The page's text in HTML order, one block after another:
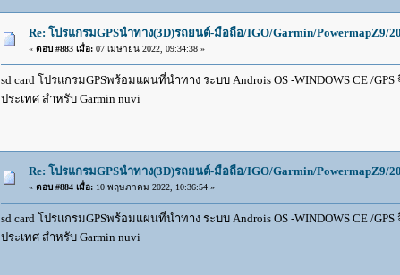
Re: โปรแกรมGPSนำทาง(3D)รถยนต์-มือถือ/IGO/Garmin/PowermapZ9/
« ตอบ #883 เมื่อ:07 เมษายน 2022, 09:34:38 »
sd card โปรแกรมGPSพร้อมแผนที่นำทาง ระบบ Androis OS -WINDOWS CE /
ประเทศ สำหรับ Garmin nuvi
Re: โปรแกรมGPSนำทาง(3D)รถยนต์-มือถือ/IGO/Garmin/PowermapZ9/
« ตอบ #884 เมื่อ:10 พฤษภาคม 2022, 10:36:54 »
sd card โปรแกรมGPSพร้อมแผนที่นำทาง ระบบ Androis OS -WINDOWS CE /
ประเทศ สำหรับ Garmin nuvi